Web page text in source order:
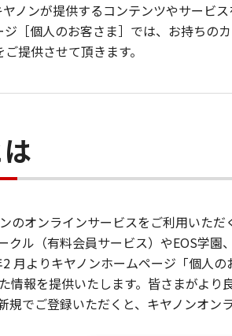
ノンが提供するコンテンツやサービ
ジ［個人のお客さま］では、お持ちの
提供させて頂きます。
ンのオンラインサービスをご利用いた
クル（有料会員サービス）やEOS学
月よりキヤノンホームページ「個人
情報を提供いたします。皆さまがよ
規でご登録いただくと、キヤノンオン